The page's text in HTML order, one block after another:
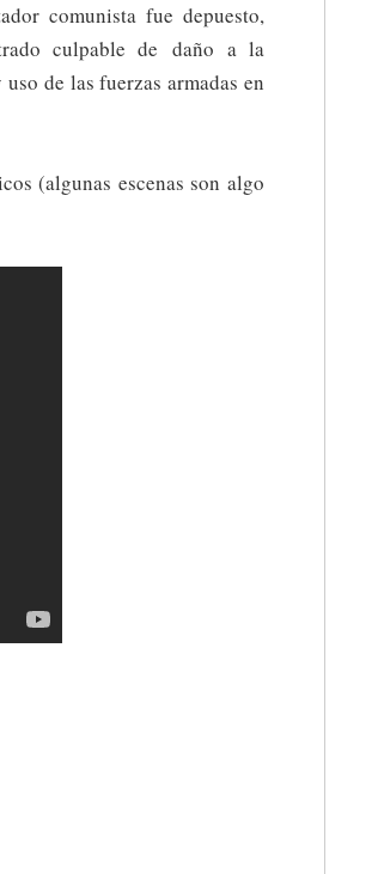
comunista fue depuesto,
culpable de daño a la
de las fuerzas armadas en
(algunas escenas son algo